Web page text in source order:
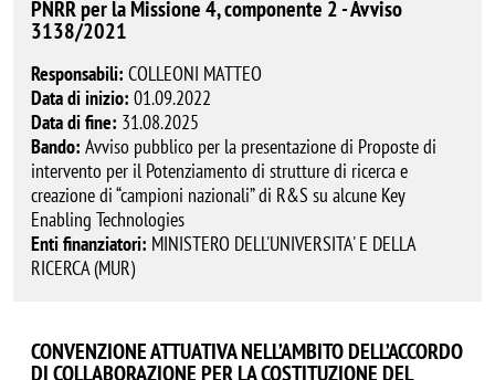
PNRR per la Missione 4, componente 2 - Avviso
3138/2021
Responsabili: COLLEONI MATTEO
Data di inizio: 01.09.2022
Data di fine: 31.08.2025
Bando: Avviso pubblico per la presentazione di Proposte di
intervento per il Potenziamento di strutture di ricerca e
creazione di “campioni nazionali” di R&S su alcune Key
Enabling Technologies
Enti finanziatori: MINISTERO DELL'UNIVERSITA' E DELLA
RICERCA (MUR)
CONVENZIONE ATTUATIVA NELL’AMBITO DELL’ACCORDO
DI COLLABORAZIONE PER LA COSTITUZIONE DEL